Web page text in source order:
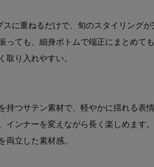
に重ねるだけで、旬のスタイリングが
っても、細身ボトムで端正にまとめて
取り入れやすい。
持つサテン素材で、軽やかに揺れる表情
インナーを変えながら長く楽しめます。
両立した素材感。